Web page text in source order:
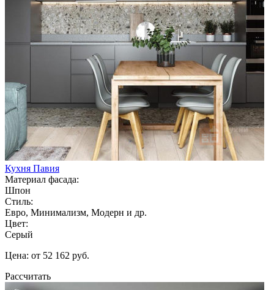
Кухня Павия
Материал фасада:
Шпон
Стиль:
Евро, Минимализм, Модерн и др.
Цвет:
Серый
Цена: от 52 162 руб.
Рассчитать